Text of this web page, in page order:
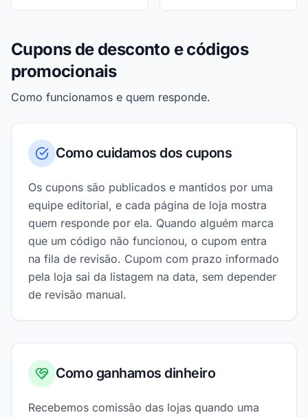
Cupons de desconto e códigos
promocionais
Como funcionamos e quem responde.
Como cuidamos dos cupons
Os cupons são publicados e mantidos por uma
equipe editorial, e cada página de loja mostra
quem responde por ela. Quando alguém marca
que um código não funcionou, o cupom entra
na fila de revisão. Cupom com prazo informado
pela loja sai da listagem na data, sem depender
de revisão manual.
Como ganhamos dinheiro
Recebemos comissão das lojas quando uma